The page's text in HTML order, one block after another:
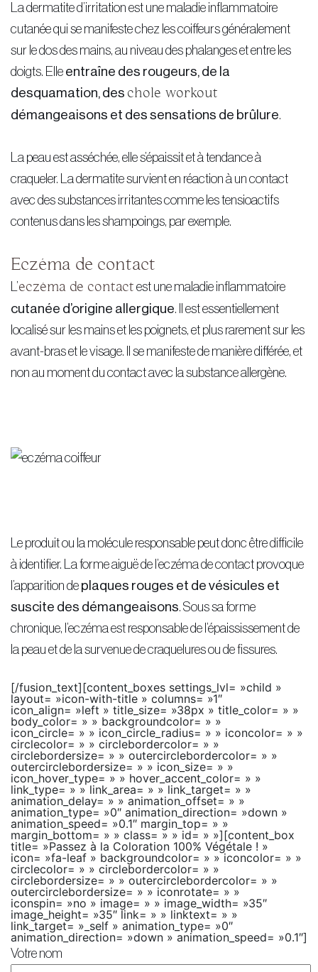
La dermatite d’irritation est une maladie inflammatoire
cutanée qui se manifeste chez les coiffeurs généralement
sur le dos des mains, au niveau des phalanges et entre les
doigts. Elle entraîne des rougeurs, de la
desquamation, des chole workout
démangeaisons et des sensations de brûlure.
La peau est asséchée, elle s’épaissit et à tendance à
craqueler. La dermatite survient en réaction à un contact
avec des substances irritantes comme les tensioactifs
contenus dans les shampoings, par exemple.
Eczéma de contact
L’eczéma de contact est une maladie inflammatoire
cutanée d’origine allergique. Il est essentiellement
localisé sur les mains et les poignets, et plus rarement sur les
avant-bras et le visage. Il se manifeste de manière différée, et
non au moment du contact avec la substance allergène.
Le produit ou la molécule responsable peut donc être difficile
à identifier. La forme aiguë de l’eczéma de contact provoque
l’apparition de plaques rouges et de vésicules et
suscite des démangeaisons. Sous sa forme
chronique, l’eczéma est responsable de l’épaississement de
la peau et de la survenue de craquelures ou de fissures.
[/fusion_text][content_boxes settings_lvl= »child »
layout= »icon-with-title » columns= »1″
icon_align= »left » title_size= »38px » title_color= » »
body_color= » » backgroundcolor= » »
icon_circle= » » icon_circle_radius= » » iconcolor= » »
circlecolor= » » circlebordercolor= » »
circlebordersize= » » outercirclebordercolor= » »
outercirclebordersize= » » icon_size= » »
icon_hover_type= » » hover_accent_color= » »
link_type= » » link_area= » » link_target= » »
animation_delay= » » animation_offset= » »
animation_type= »0″ animation_direction= »down »
animation_speed= »0.1″ margin_top= » »
margin_bottom= » » class= » » id= » »][content_box
title= »Passez à la Coloration 100% Végétale ! »
icon= »fa-leaf » backgroundcolor= » » iconcolor= » »
circlecolor= » » circlebordercolor= » »
circlebordersize= » » outercirclebordercolor= » »
outercirclebordersize= » » iconrotate= » »
iconspin= »no » image= » » image_width= »35″
image_height= »35″ link= » » linktext= » »
link_target= »_self » animation_type= »0″
animation_direction= »down » animation_speed= »0.1″]
Votre nom